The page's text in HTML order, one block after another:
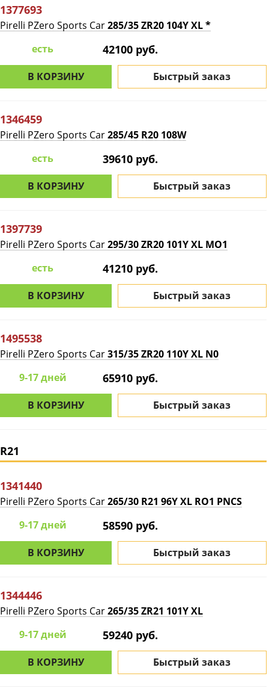
1377693
Pirelli PZero Sports Car285/35 ZR20 104Y XL *
есть
42100 руб.
В КОРЗИНУ Быстрый заказ
1346459
Pirelli PZero Sports Car285/45 R20 108W
есть
39610 руб.
В КОРЗИНУ Быстрый заказ
1397739
Pirelli PZero Sports Car295/30 ZR20 101Y XL MO1
есть
41210 руб.
В КОРЗИНУ Быстрый заказ
1495538
Pirelli PZero Sports Car315/35 ZR20 110Y XL N0
9-17 дней
65910 руб.
В КОРЗИНУ Быстрый заказ
R21
1341440
Pirelli PZero Sports Car265/30 R21 96Y XL RO1 PNCS
9-17 дней
58590 руб.
В КОРЗИНУ Быстрый заказ
1344446
Pirelli PZero Sports Car265/35 ZR21 101Y XL
9-17 дней
59240 руб.
В КОРЗИНУ Быстрый заказ